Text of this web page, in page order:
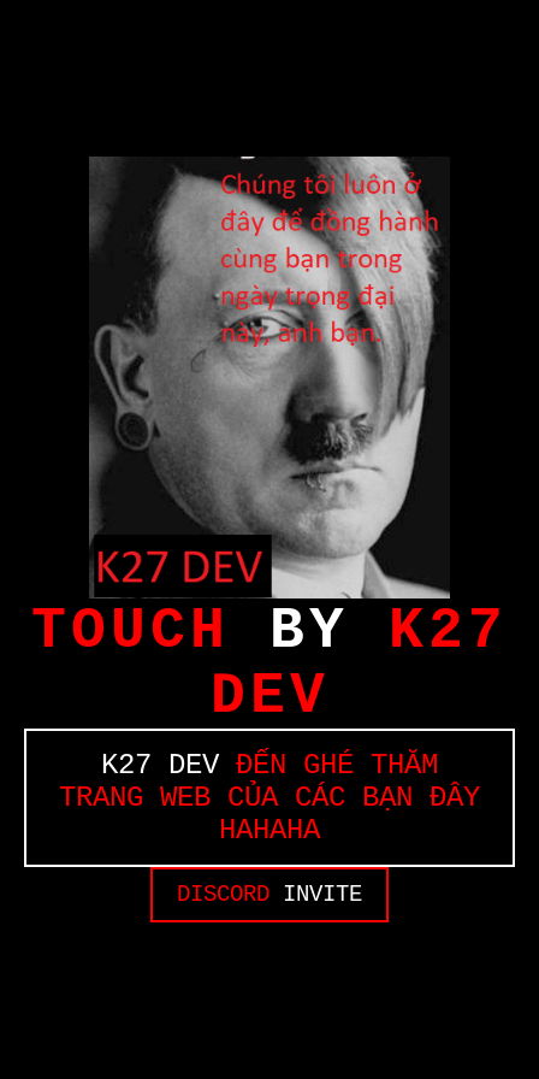
TOUCH BY K27
DEV
K27 DEVĐẾN GHÉ THĂM
TRANG WEB CỦA CÁC BẠN ĐÂY
HAHAHA
DISCORD INVITE